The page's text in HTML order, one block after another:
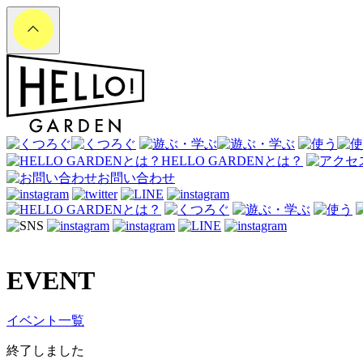
HELLO GARDENとは？
お問い合わせ
EVENT
イベント一覧
終了しました